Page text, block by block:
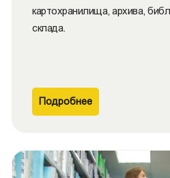
картохранилища, архива,
склада.
Подробнее